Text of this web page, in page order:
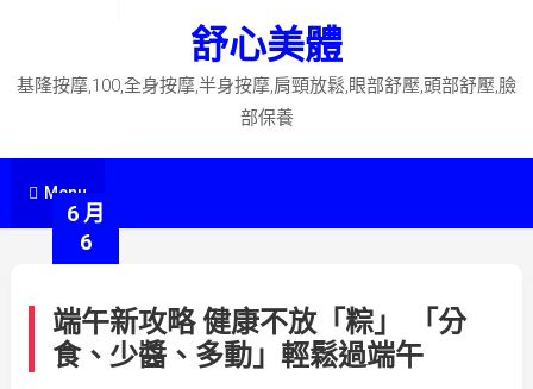
舒心美體
基隆按摩,100,全身按摩,半身按摩,肩頸放鬆,眼部舒壓,頭部舒壓,臉
部保養
Menu
6 月
6
端午新攻略 健康不放「粽」 「分
食、少醬、多動」輕鬆過端午